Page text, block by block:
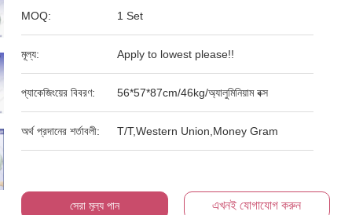
MOQ: 1 Set
মূল্য: Apply to lowest please!!
প্যাকেজিংয়ের বিবরণ: 56*57*87cm/46kg/অ্যালুমিনিয়াম বক্স
অর্থ প্রদানের শর্তাবলী: T/T,Western Union,Money Gram
সেরা মূল্য পান এখনই যোগাযোগ করুন